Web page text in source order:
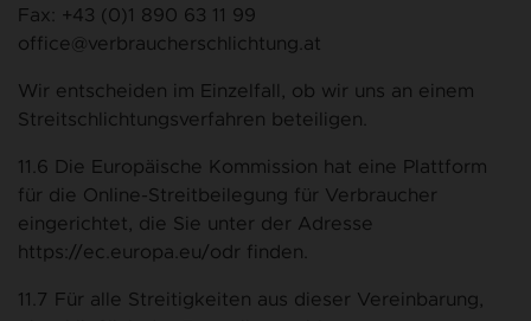
Fax: +43 (0)1 890 63 11 99
office@verbraucherschlichtung.at
Wir entscheiden im Einzelfall, ob wir uns an einem
Streitschlichtungsverfahren beteiligen.
11.6 Die Europäische Kommission hat eine Plattform
für die Online-Streitbeilegung für Verbraucher
eingerichtet, die Sie unter der Adresse
https://ec.europa.eu/odr finden.
11.7 Für alle Streitigkeiten aus dieser Vereinbarung,